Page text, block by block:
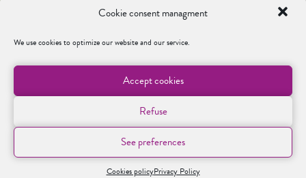
Cookie consent managment
We use cookies to optimize our website and our service.
Accept cookies
Refuse
See preferences
Cookies policyPrivacy Policy